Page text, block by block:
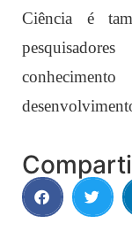
Ciência é